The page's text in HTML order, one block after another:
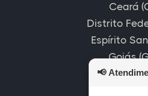
Ceará
Distrito
Espírito
Goiás
Maranhão
📢